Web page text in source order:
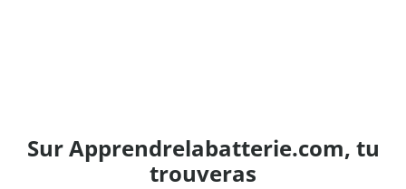
Sur Apprendrelabatterie.com, tu
trouveras